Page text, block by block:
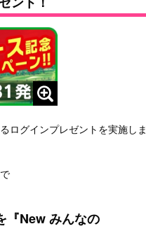
ログインプレゼントを実施しま
『New みんなの